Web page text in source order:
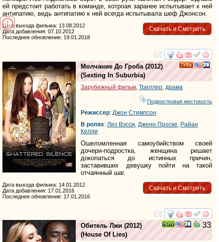
ей предстоит работать в команде, котроая заранее испытывает к ней
антипатию, ведь антипатию к ней всегда испытывала шеф Джонсон.
Скачать и Смотреть
Дата выхода фильма: 13.08.2012
Дата добавления: 07.10.2012
Последнее обновление: 19.01.2018
смотреть
Молчание До Гроба(2012)
(Sexting In Suburbia)
Зарубежный фильм, Триллер, драма
Подростковая жестокость
Режиссер: Джон Стимпсон
В ролях: Лиз Вэсси, Дженн Проске, Райан
Келли
Ошеломленная самоубийством своей
дочери-подростка, женщина решает
докопаться до истинных причин,
заставивших девушку пойти на такой
отчаянный шаг.
Скачать и Смотреть
Дата выхода фильма: 14.01.2012
Дата добавления: 17.01.2016
Последнее обновление: 17.01.2016
смотреть
33
Обитель Лжи (2012)
(House Of Lies)